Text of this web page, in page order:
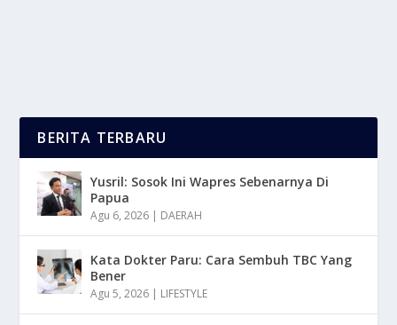
BERITA TERBARU
Yusril: Sosok Ini Wapres Sebenarnya Di
Papua
Agu 6, 2026 | DAERAH
Kata Dokter Paru: Cara Sembuh TBC Yang
Bener
Agu 5, 2026 | LIFESTYLE